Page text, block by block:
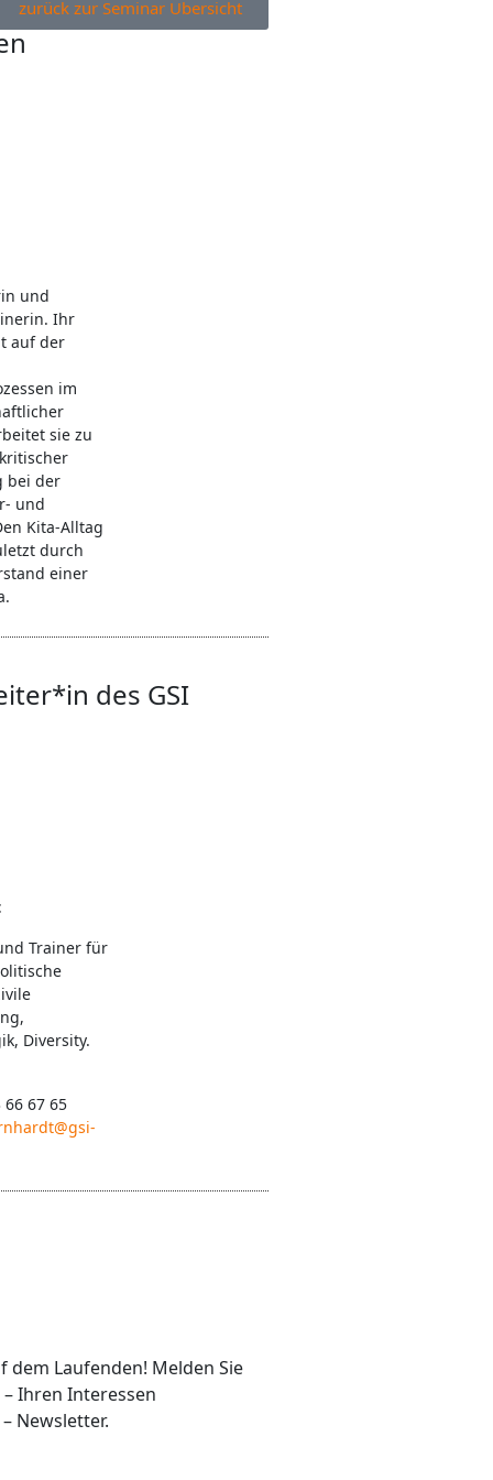
zurück zur Seminar Übersicht
und
Ihr
auf der
im
sie zu
bei der
und
Kita-Alltag
durch
einer
des GSI
Trainer für
Diversity.
66 67 65
dem Laufenden! Melden Sie
Ihren Interessen
Newsletter.